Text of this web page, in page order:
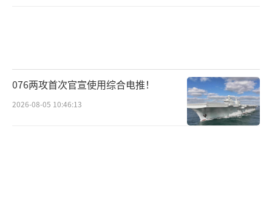
076两攻首次官宣使用综合电推！
2026-08-05 10:46:13